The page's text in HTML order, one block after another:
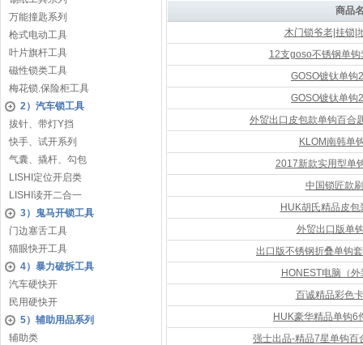
万能撞匙系列
枪式电动工具
叶片旗杆工具
磁性锁类工具
梅花锁.保险柜工具
2）汽车锁工具
拔针、带灯Y挡
快手、试开系列
气囊、撬杆、勾包
LISHI定位开启类
LISHI读开二合一
3）鬼马开锁工具
门边塞舌工具
猫眼快开工具
4）暴力破拆工具
汽车硬快开
民用硬快开
5）辅助用品系列
辅助类
商品
木门锁爷老|挂锁|
12支goso不锈钢单
GOSO镀钛单钩
GOSO镀钛单钩
外贸出口皮包款单钩百合
KLOM南韩单
2017新款实用型单
中国锁匠款
HUK胡氏精品皮
外贸出口版单
出口版不锈钢折叠单钩
HONEST电脑（
百诚精品彩色
HUK豪华精品单钩6
强士出品-精品7星单钩百